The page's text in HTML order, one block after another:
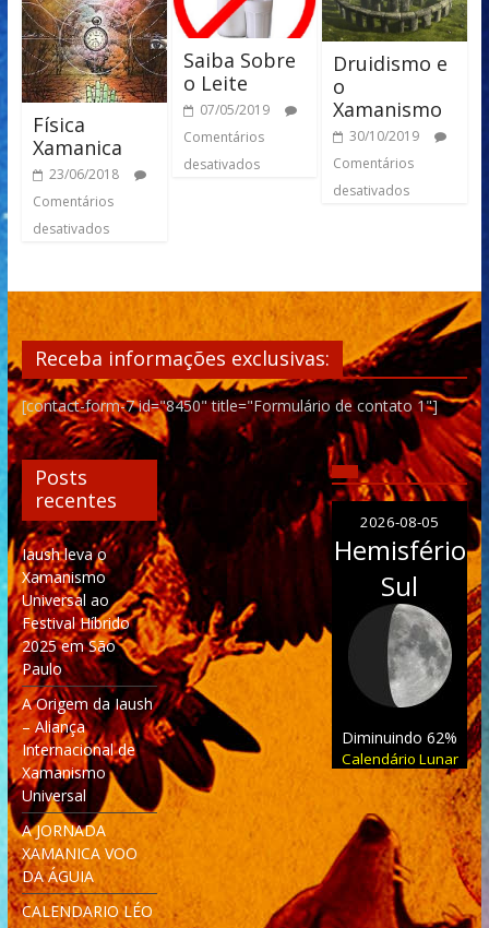
Física
Xamanica
23/06/2018
Comentários
desativados
Saiba Sobre
o Leite
07/05/2019
Comentários
desativados
Druidismo e
o
Xamanismo
30/10/2019
Comentários
desativados
Receba informações exclusivas:
[contact-form-7 id="8450" title="Formulário de contato 1"]
Posts
recentes
Iaush leva o
Xamanismo
Universal ao
Festival Híbrido
2025 em São
Paulo
A Origem da Iaush
– Aliança
Internacional de
Xamanismo
Universal
A JORNADA
XAMANICA VOO
DA ÁGUIA
CALENDARIO LÉO
2026-08-05
Hemisfério
Sul
Diminuindo 62%
Calendário Lunar